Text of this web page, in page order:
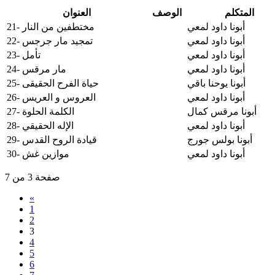
العنوان الوصف
المتكلم
21- مختطفين من النار
أبونا داود لمعي
22- تمجيد مار جرجس
أبونا داود لمعي
23- تأمل
أبونا داود لمعي
24- مار مرقس
أبونا داود لمعي
25- حياة الفرح الحقيقى
أبونا يوحنا باقي
26- العروس و العريس
أبونا داود لمعي
27- الكلمة الحلوة
أبونا مرقس كمال
28- الإله الحقيقي
أبونا داود لمعي
29- قيادة الروح القدس
أبونا بولس جورج
30- موازين غش
أبونا داود لمعي
صفحة 3 من 7
«
1
2
3
4
5
6